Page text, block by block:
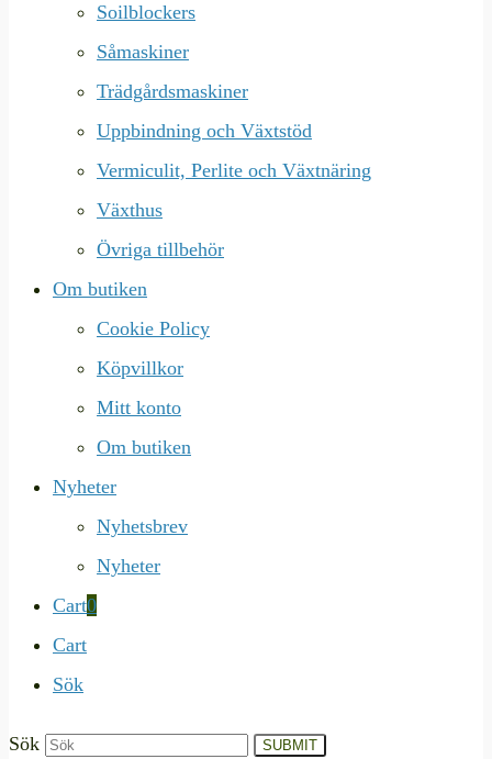
Soilblockers
Såmaskiner
Trädgårdsmaskiner
Uppbindning och Växtstöd
Vermiculit, Perlite och Växtnäring
Växthus
Övriga tillbehör
Om butiken
Cookie Policy
Köpvillkor
Mitt konto
Om butiken
Nyheter
Nyhetsbrev
Nyheter
Cart0
Cart
Sök
Sök SUBMIT